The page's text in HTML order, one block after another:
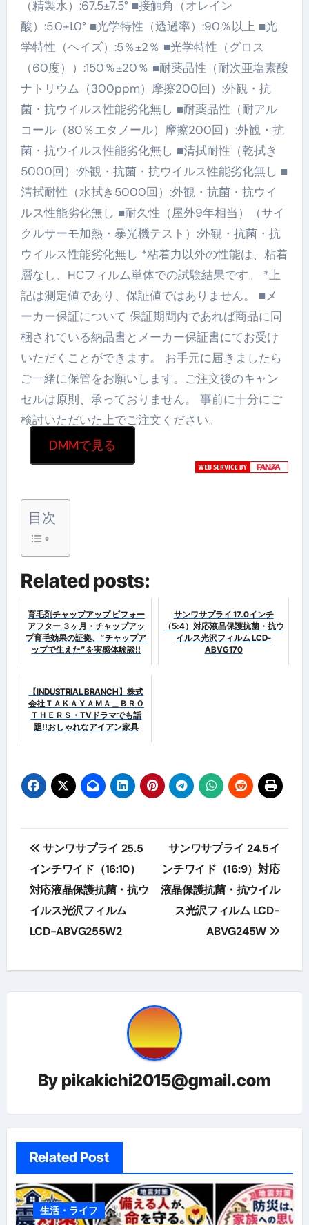
（精製水）:67.5±7.5° ■接触角（オレイン
酸）:5.0±1.0° ■光学特性（透過率）:90％以上 ■光
学特性（ヘイズ）:5％±2％ ■光学特性（グロス
（60度））:150％±20％ ■耐薬品性（耐次亜塩素酸
ナトリウム（300ppm）摩擦200回）:外観・抗
菌・抗ウイルス性能劣化無し ■耐薬品性（耐アル
コール（80％エタノール）摩擦200回）:外観・抗
菌・抗ウイルス性能劣化無し ■清拭耐性（乾拭き
5000回）:外観・抗菌・抗ウイルス性能劣化無し ■
清拭耐性（水拭き5000回）:外観・抗菌・抗ウイ
ルス性能劣化無し ■耐久性（屋外9年相当）（サイ
クルサーモ加熱・暴光機テスト）:外観・抗菌・抗
ウイルス性能劣化無し *粘着力以外の性能は、粘着
層なし、HCフィルム単体での試験結果です。 *上
記は測定値であり、保証値ではありません。 ■メ
ーカー保証について 保証期間内であれば商品に同
梱されている納品書とメーカー保証書にてお受け
いただくことができます。 お手元に届きましたら
ご一緒に保管をお願いします。ご注文後のキャン
セルは原則、承っておりません。 事前に十分にご
検討いただいた上でご注文ください。
DMMで見る
目次
Related posts:
育毛剤チャップアップ ビフォー
アフター ３ヶ月・チャップアッ
プ育毛効果の証拠、”チャップア
ップで生えた”を実感体験談!!
サンワサプライ 17.0インチ
（5:4）対応液晶保護抗菌・抗ウ
イルス光沢フィルム LCD-
ABVG170
【INDUSTRIAL BRANCH】株式
会社ＴＡＫＡＹＡＭＡ＿ＢＲＯ
ＴＨＥＲＳ・TVドラマでも話
題!!おしゃれなアイアン家具
投
稿
ナ
ビ
ン
サンワサプライ 25.5
インチワイド（16:10）
対応液晶保護抗菌・抗ウ
イルス光沢フィルム
LCD-ABVG255W2
サンワサプライ 24.5イ
ンチワイド（16:9）対応
液晶保護抗菌・抗ウイル
ス光沢フィルム LCD-
ABVG245W
By pikakichi2015@gmail.com
Related Post
生活・ライフ